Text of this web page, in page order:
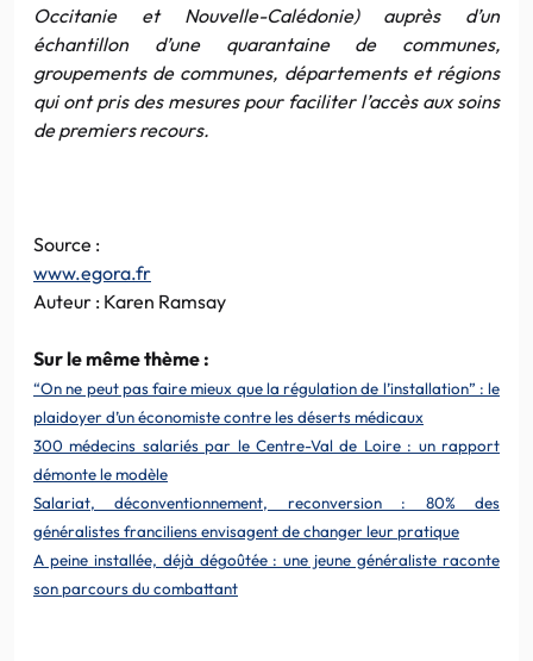
Occitanie et Nouvelle-Calédonie) auprès d’un
échantillon d’une quarantaine de communes,
groupements de communes, départements et régions
qui ont pris des mesures pour faciliter l’accès aux soins
de premiers recours.
Source :
www.egora.fr
Auteur : Karen Ramsay
Sur le même thème :
“On ne peut pas faire mieux que la régulation de l’installation” : le
plaidoyer d’un économiste contre les déserts médicaux
300 médecins salariés par le Centre-Val de Loire : un rapport
démonte le modèle
Salariat, déconventionnement, reconversion : 80% des
généralistes franciliens envisagent de changer leur pratique
A peine installée, déjà dégoûtée : une jeune généraliste raconte
son parcours du combattant